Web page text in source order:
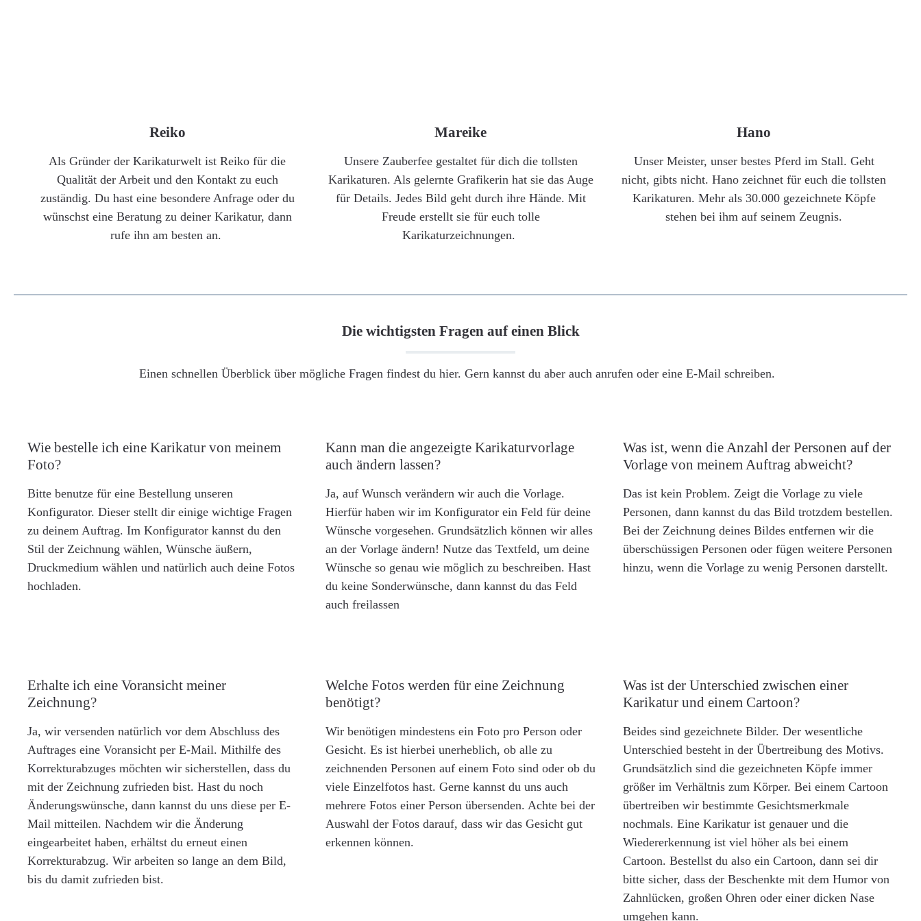
Reiko
Als Gründer der Karikaturwelt ist Reiko für die
Qualität der Arbeit und den Kontakt zu euch
zuständig. Du hast eine besondere Anfrage oder du
wünschst eine Beratung zu deiner Karikatur, dann
rufe ihn am besten an.
Mareike
Unsere Zauberfee gestaltet für dich die tollsten
Karikaturen. Als gelernte Grafikerin hat sie das Auge
für Details. Jedes Bild geht durch ihre Hände. Mit
Freude erstellt sie für euch tolle
Karikaturzeichnungen.
Hano
Unser Meister, unser bestes Pferd im Stall. Geht
nicht, gibts nicht. Hano zeichnet für euch die tollsten
Karikaturen. Mehr als 30.000 gezeichnete Köpfe
stehen bei ihm auf seinem Zeugnis.
Die wichtigsten Fragen auf einen Blick
Einen schnellen Überblick über mögliche Fragen findest du hier. Gern kannst du aber auch anrufen oder eine E-Mail schreiben.
Wie bestelle ich eine Karikatur von meinem
Foto?
Bitte benutze für eine Bestellung unseren
Konfigurator. Dieser stellt dir einige wichtige Fragen
zu deinem Auftrag. Im Konfigurator kannst du den
Stil der Zeichnung wählen, Wünsche äußern,
Druckmedium wählen und natürlich auch deine Fotos
hochladen.
Kann man die angezeigte Karikaturvorlage
auch ändern lassen?
Ja, auf Wunsch verändern wir auch die Vorlage.
Hierfür haben wir im Konfigurator ein Feld für deine
Wünsche vorgesehen. Grundsätzlich können wir alles
an der Vorlage ändern! Nutze das Textfeld, um deine
Wünsche so genau wie möglich zu beschreiben. Hast
du keine Sonderwünsche, dann kannst du das Feld
auch freilassen
Was ist, wenn die Anzahl der Personen auf der
Vorlage von meinem Auftrag abweicht?
Das ist kein Problem. Zeigt die Vorlage zu viele
Personen, dann kannst du das Bild trotzdem bestellen.
Bei der Zeichnung deines Bildes entfernen wir die
überschüssigen Personen oder fügen weitere Personen
hinzu, wenn die Vorlage zu wenig Personen darstellt.
Erhalte ich eine Voransicht meiner
Zeichnung?
Ja, wir versenden natürlich vor dem Abschluss des
Auftrages eine Voransicht per E-Mail. Mithilfe des
Korrekturabzuges möchten wir sicherstellen, dass du
mit der Zeichnung zufrieden bist. Hast du noch
Änderungswünsche, dann kannst du uns diese per E-
Mail mitteilen. Nachdem wir die Änderung
eingearbeitet haben, erhältst du erneut einen
Korrekturabzug. Wir arbeiten so lange an dem Bild,
bis du damit zufrieden bist.
Welche Fotos werden für eine Zeichnung
benötigt?
Wir benötigen mindestens ein Foto pro Person oder
Gesicht. Es ist hierbei unerheblich, ob alle zu
zeichnenden Personen auf einem Foto sind oder ob du
viele Einzelfotos hast. Gerne kannst du uns auch
mehrere Fotos einer Person übersenden. Achte bei der
Auswahl der Fotos darauf, dass wir das Gesicht gut
erkennen können.
Was ist der Unterschied zwischen einer
Karikatur und einem Cartoon?
Beides sind gezeichnete Bilder. Der wesentliche
Unterschied besteht in der Übertreibung des Motivs.
Grundsätzlich sind die gezeichneten Köpfe immer
größer im Verhältnis zum Körper. Bei einem Cartoon
übertreiben wir bestimmte Gesichtsmerkmale
nochmals. Eine Karikatur ist genauer und die
Wiedererkennung ist viel höher als bei einem
Cartoon. Bestellst du also ein Cartoon, dann sei dir
bitte sicher, dass der Beschenkte mit dem Humor von
Zahnlücken, großen Ohren oder einer dicken Nase
umgehen kann.